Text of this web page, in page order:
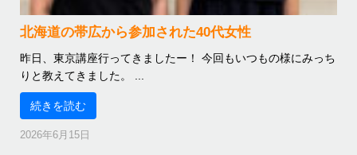
北海道の帯広から参加された40代女性
昨日、東京講座行ってきましたー！ 今回もいつもの様にみっち
りと教えてきました。 ...
続きを読む
2026年6月15日